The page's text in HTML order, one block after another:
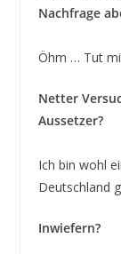
Nachfrage
Öhm … Tut
Netter
Aussetzer?
Ich bin wohl
Deutschland
Inwiefern?